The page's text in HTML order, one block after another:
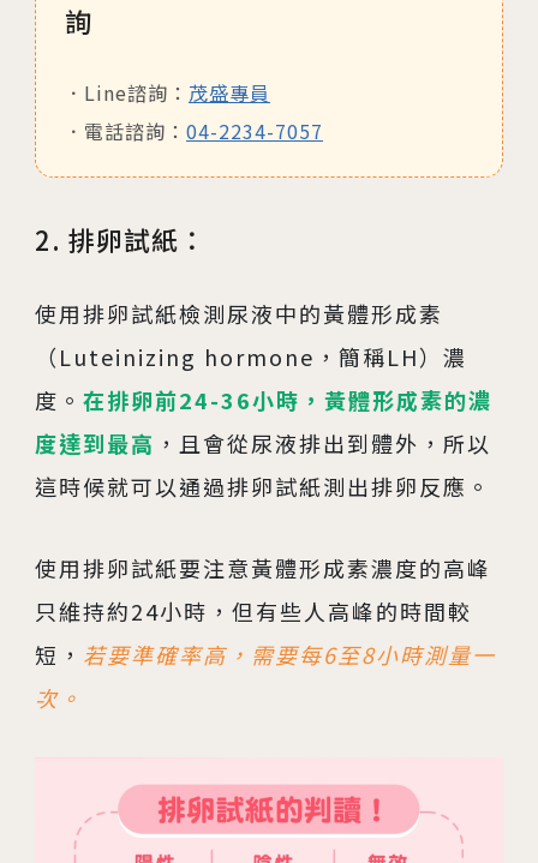
詢
Line諮詢： 茂盛專員
電話諮詢： 04-2234-7057
2. 排卵試紙：
使用排卵試紙檢測尿液中的黃體形成素
（Luteinizing hormone，簡稱LH）濃
度。 在排卵前24-36小時，黃體形成素的濃
度達到最高 ，且會從尿液排出到體外，所以
這時候就可以通過排卵試紙測出排卵反應。
使用排卵試紙要注意黃體形成素濃度的高峰
只維持約24小時，但有些人高峰的時間較
短， 若要準確率高，需要每6至8小時測量一
次。